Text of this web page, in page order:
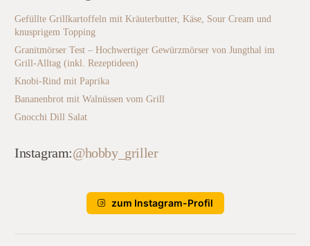
Gefüllte Grillkartoffeln mit Kräuterbutter, Käse, Sour Cream und
knusprigem Topping
Granitmörser Test – Hochwertiger Gewürzmörser von Jungthal im
Grill-Alltag (inkl. Rezeptideen)
Knobi-Rind mit Paprika
Bananenbrot mit Walnüssen vom Grill
Gnocchi Dill Salat
Instagram:@hobby_griller
zum Instagram-Profil